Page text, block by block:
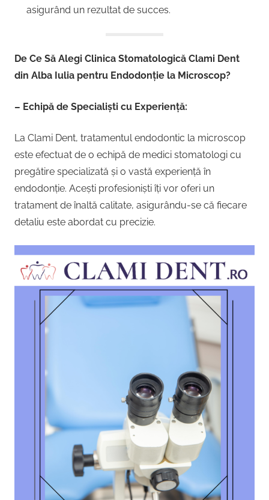
asigurând un rezultat de succes.
De Ce Să Alegi Clinica Stomatologică Clami Dent
din Alba Iulia pentru Endodonție la Microscop?
– Echipă de Specialiști cu Experiență:
La Clami Dent, tratamentul endodontic la microscop
este efectuat de o echipă de medici stomatologi cu
pregătire specializată și o vastă experiență în
endodonție. Acești profesioniști îți vor oferi un
tratament de înaltă calitate, asigurându-se că fiecare
detaliu este abordat cu precizie.